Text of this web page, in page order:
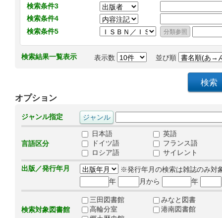
検索条件3
検索条件4
検索条件5
検索結果一覧表示 表示数 並び順
オプション
ジャンル指定
言語区分
日本語
英語
ドイツ語
フランス語
ロシア語
サイレント
出版／発行年月
※発行年月の検索は雑誌のみ対
年
月から 年
検索対象図書館
三田図書館
みなと図書
高輪分室
港南図書館